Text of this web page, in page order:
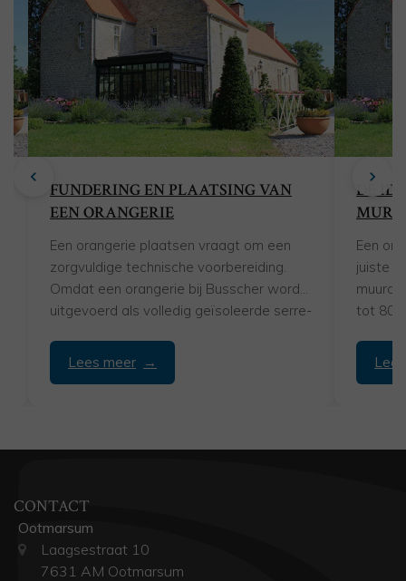
FUNDERING EN PLAATSING VAN
EEN ORANGERIE
Een orangerie plaatsen vraagt om een
zorgvuldige technische voorbereiding.
Omdat een orangerie bij Busscher wordt
uitgevoerd als volledig geïsoleerde serre-
Lees meer
DE
Een
juiste
tot 80...
CONTACT
Ootmarsum
Laagsestraat 10
7631 AM Ootmarsum